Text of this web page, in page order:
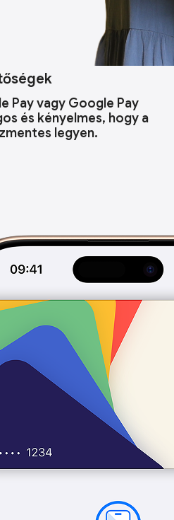
Pay vagy Google Pay
és kényelmes, hogy a
legyen.